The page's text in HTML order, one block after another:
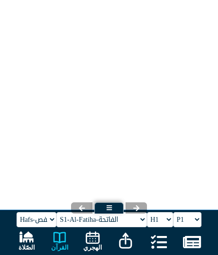
الصّلاة القرآن الهجري